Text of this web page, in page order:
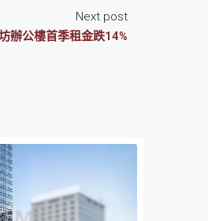
Next post
辦公樓首季租金跌14%